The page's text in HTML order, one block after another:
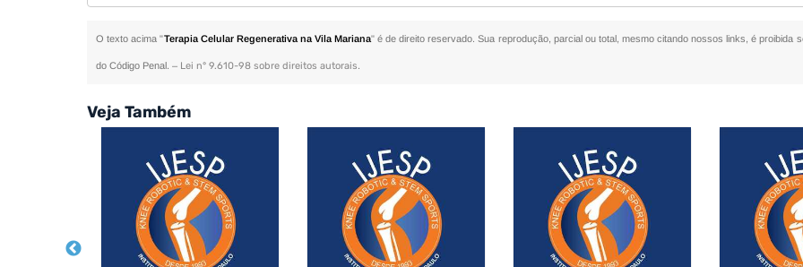
O texto acima "Terapia Celular Regenerativa na Vila Mariana" é de direito reservado. Sua reprodução, parcial ou total, mesmo citando nossos links, é proibida
do Código Penal. – Lei n° 9.610-98 sobre direitos autorais.
Veja Também